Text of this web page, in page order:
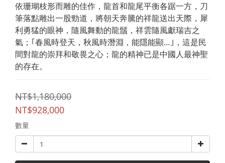
依珊瑚枝形而雕的佳作，龍首和龍尾平衡各踞一方，刀
筆落點雕出一股勁道，將朝天奔騰的祥龍送出天際，犀
利勇猛的眼神，隨風舞動的龍鬚，祥雲隨風獻瑞吉之
氣；｢春風時登天，秋風時潛淵，能隱能顯…｣，這是民
間對龍的崇拜和敬畏之心；龍的精神已是中國人最神聖
的存在。
NT$1,180,000
NT$928,000
數量